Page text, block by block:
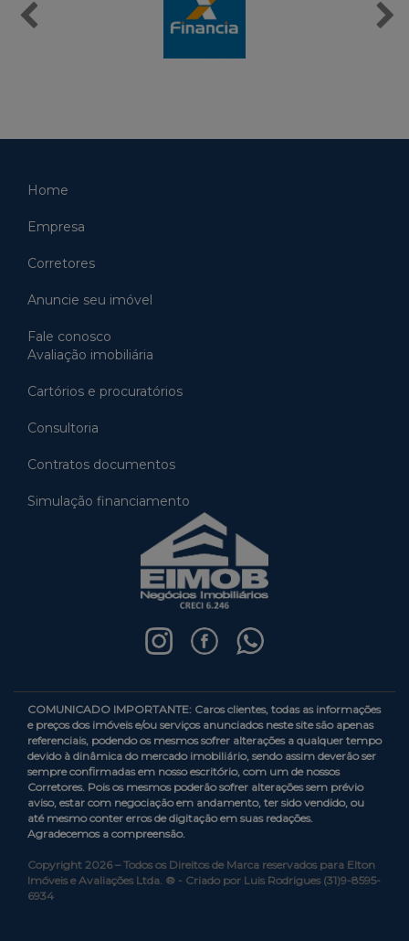
Home
Empresa
Corretores
Anuncie seu imóvel
Fale conosco
Avaliação imobiliária
Cartórios e procuratórios
Consultoria
Contratos documentos
Simulação financiamento
COMUNICADO IMPORTANTE: Caros clientes, todas as informações
e preços dos imóveis e/ou serviços anunciados neste site são apenas
referenciais, podendo os mesmos sofrer alterações a qualquer tempo
devido à dinâmica do mercado imobiliário, sendo assim deverão ser
sempre confirmadas em nosso escritório, com um de nossos
Corretores. Pois os mesmos poderão sofrer alterações sem prévio
aviso, estar com negociação em andamento, ter sido vendido, ou
até mesmo conter erros de digitação em suas redações.
Agradecemos a compreensão.
Copyright 2026 – Todos os Direitos de Marca reservados para Elton
Imóveis e Avaliações Ltda. ® - Criado por Luis Rodrigues (31)9-8595-
6934